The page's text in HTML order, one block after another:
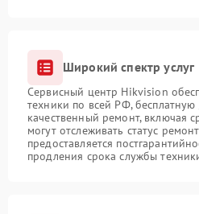
Широкий спектр услуг
Сервисный центр Hikvision
техники по всей РФ, бесплатную
качественный ремонт, включая
могут отслеживать статус
предоставляется
продления срока службы